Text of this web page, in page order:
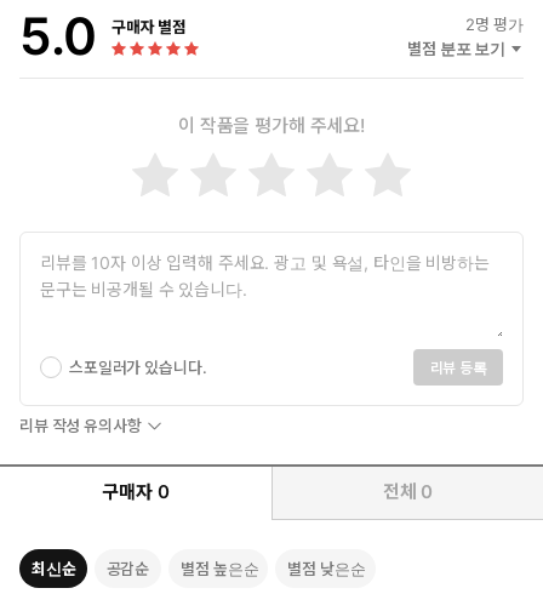
5.0 구매자 별점 2명 평가
별점 분포 보기
이 작품을 평가해 주세요!
스포일러가 있습니다. 리뷰 등록
리뷰 작성 유의사항
구매자 0 전체 0
최신순 공감순 별점 높은순 별점 낮은순